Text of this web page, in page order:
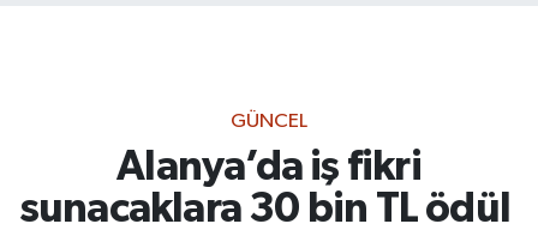
GÜNCEL
Alanya’da iş fikri
sunacaklara 30 bin TL ödül
Dünya
Haber Arşivi